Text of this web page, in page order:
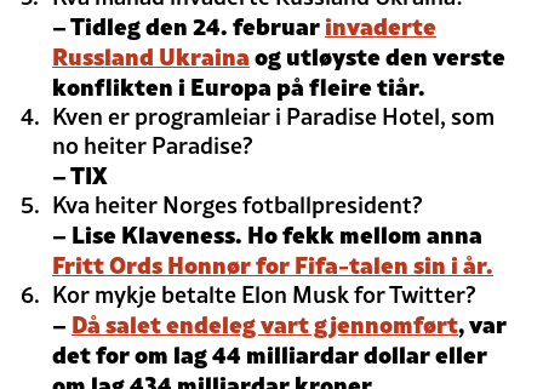
– Tidleg den 24. februarinvaderte
Russland Ukrainaog utløyste den verste
konflikten i Europa på fleire tiår.
Kven er programleiar i Paradise Hotel, som
no heiter Paradise?
– TIX
Kva heiter Norges fotballpresident?
– Lise Klaveness. Ho fekk mellom anna
Fritt Ords Honnør for Fifa-talen sin i år.
Kor mykje betalte Elon Musk for Twitter?
– Då salet endeleg vart gjennomført, var
det for om lag 44 milliardar dollar eller